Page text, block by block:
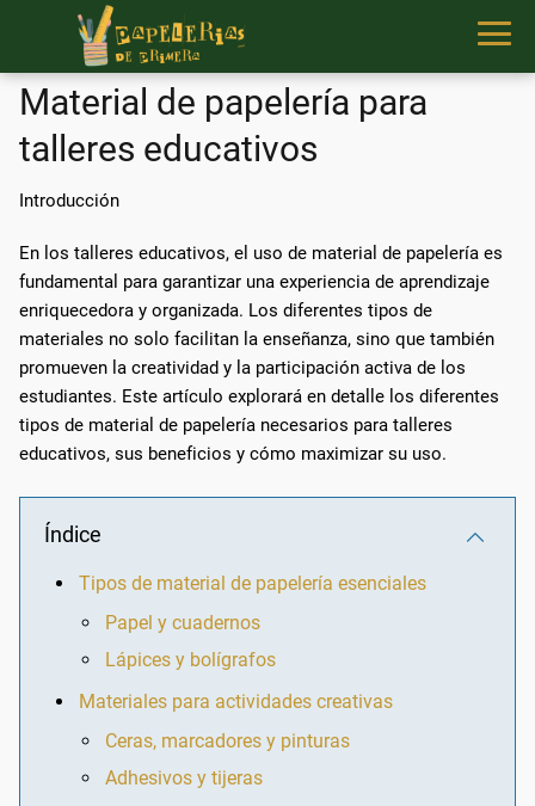
Material de papelería para
talleres educativos
Introducción
En los talleres educativos, el uso de material de papelería es
fundamental para garantizar una experiencia de aprendizaje
enriquecedora y organizada. Los diferentes tipos de
materiales no solo facilitan la enseñanza, sino que también
promueven la creatividad y la participación activa de los
estudiantes. Este artículo explorará en detalle los diferentes
tipos de material de papelería necesarios para talleres
educativos, sus beneficios y cómo maximizar su uso.
Índice
Tipos de material de papelería esenciales
Papel y cuadernos
Lápices y bolígrafos
Materiales para actividades creativas
Ceras, marcadores y pinturas
Adhesivos y tijeras